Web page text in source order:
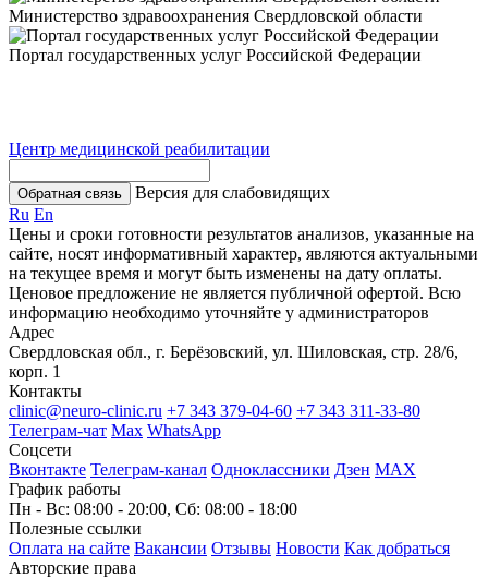
Министерство здравоохранения Свердловской области
Портал государственных услуг Российской Федерации
Центр медицинской реабилитации
Обратная связь
Версия для слабовидящих
Ru En
Цены и сроки готовности результатов анализов, указанные на
сайте, носят информативный характер, являются актуальными
на текущее время и могут быть изменены на дату оплаты.
Ценовое предложение не является публичной офертой. Всю
информацию необходимо уточняйте у администраторов
Адрес
Свердловская обл., г. Берёзовский, ул. Шиловская, стр. 28/6,
корп. 1
Контакты
clinic@neuro-clinic.ru +7 343 379-04-60 +7 343 311-33-80
Телеграм-чат Max WhatsApp
Соцсети
Вконтакте Телеграм-канал Одноклассники Дзен МАХ
График работы
Пн - Вс: 08:00 - 20:00, Сб: 08:00 - 18:00
Полезные ссылки
Оплата на сайте Вакансии Отзывы Новости Как добраться
Авторские права